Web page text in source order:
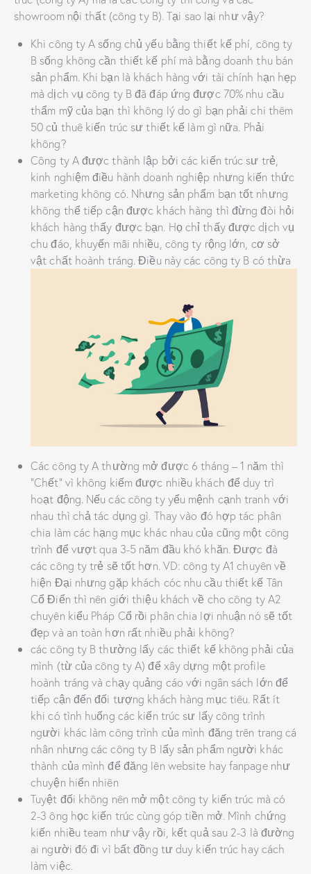
showroom nội thất (công ty B). Tại sao lại như vậy?
Khi công ty A sống chủ yếu bằng thiết kế phí, công ty
B sống không cần thiết kế phí mà bằng doanh thu bán
sản phẩm. Khi bạn là khách hàng với tài chính hạn hẹp
mà dịch vụ công ty B đã đáp ứng được 70% nhu cầu
thẩm mỹ của bạn thì không lý do gì bạn phải chi thêm
50 củ thuê kiến trúc sư thiết kế làm gì nữa. Phải
không?
Công ty A được thành lập bởi các kiến trúc sư trẻ,
kinh nghiệm điều hành doanh nghiệp nhưng kiến thức
marketing không có. Nhưng sản phẩm bạn tốt nhưng
không thể tiếp cận được khách hàng thì đừng đòi hỏi
khách hàng thấy được bạn. Họ chỉ thấy được dịch vụ
chu đáo, khuyến mãi nhiều, công ty rộng lớn, cơ sở
vật chất hoành tráng. Điều này các công ty B có thừa
Các công ty A thường mở được 6 tháng – 1 năm thì
“Chết” vì không kiếm được nhiều khách để duy trì
hoạt động. Nếu các công ty yểu mệnh cạnh tranh với
nhau thì chả tác dụng gì. Thay vào đó hợp tác phân
chia làm các hạng mục khác nhau của cũng một công
trình để vượt qua 3-5 năm đầu khó khăn. Được đà
các công ty trẻ sẽ tốt hơn. VD: công ty A1 chuyên về
hiện Đại nhưng gặp khách cóc nhu cầu thiết kế Tân
Cổ Điển thì nên giới thiệu khách về cho công ty A2
chuyên kiểu Pháp Cổ rồi phân chia lợi nhuận nó sẽ tốt
đẹp và an toàn hơn rất nhiều phải không?
các công ty B thường lấy các thiết kế không phải của
mình (từ của công ty A) để xây dựng một profile
hoành tráng và chạy quảng cáo với ngân sách lớn để
tiếp cận đến đối tượng khách hàng mục tiêu. Rất ít
khi có tình huống các kiến trúc sư lấy công trình
người khác làm công trình của mình đăng trên trang cá
nhân nhưng các công ty B lấy sản phẩm người khác
thành của mình để đăng lên website hay fanpage như
chuyện hiển nhiên
Tuyệt đối không nên mở một công ty kiến trúc mà có
2-3 ông học kiến trúc cùng góp tiền mở. Mình chứng
kiến nhiều team như vậy rồi, kết quả sau 2-3 là đường
ai người đó đi vì bất đồng tư duy kiến trúc hay cách
làm việc.